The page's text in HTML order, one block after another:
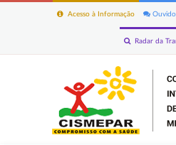
Acesso à Informação
Radar da